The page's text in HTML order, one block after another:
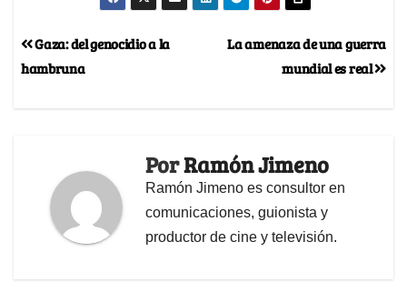
La amenaza de una guerra
mundial es real
Gaza: del genocidio a la
hambruna
PorRamón Jimeno
Ramón Jimeno es consultor en
comunicaciones, guionista y
productor de cine y televisión.